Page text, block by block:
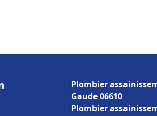
Plombier
Gaude 06610
Plombier